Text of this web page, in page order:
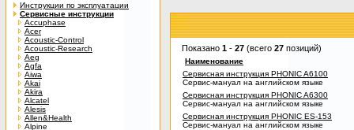
Инструкции по эксплуатации
Сервисные инструкции
Accuphase
Acer
Acoustic-Control
Acoustic-Research
Aeg
Agfa
Aiwa
Akai
Akira
Alcatel
Alesis
Allen&Health
Alpine
Показано 1 - 27 (всего 27 позиций)
Наименование
Сервисная инструкция PHONIC A6100
Сервис-мануал на английском языке
Сервисная инструкция PHONIC A6300
Сервис-мануал на английском языке
Сервисная инструкция PHONIC ES-153
Сервис-мануал на английском языке